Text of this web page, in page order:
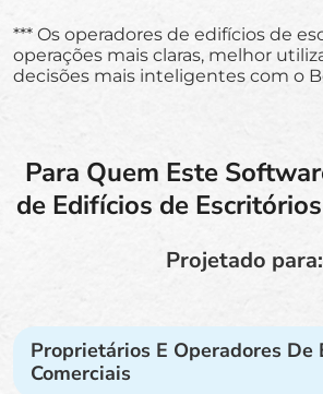
*** Os operadores de edifícios de
operações mais claras, melhor
decisões mais inteligentes com o
Para Quem Este
de Edifícios de
Projetado para:
Proprietários E Operadores De
Comerciais